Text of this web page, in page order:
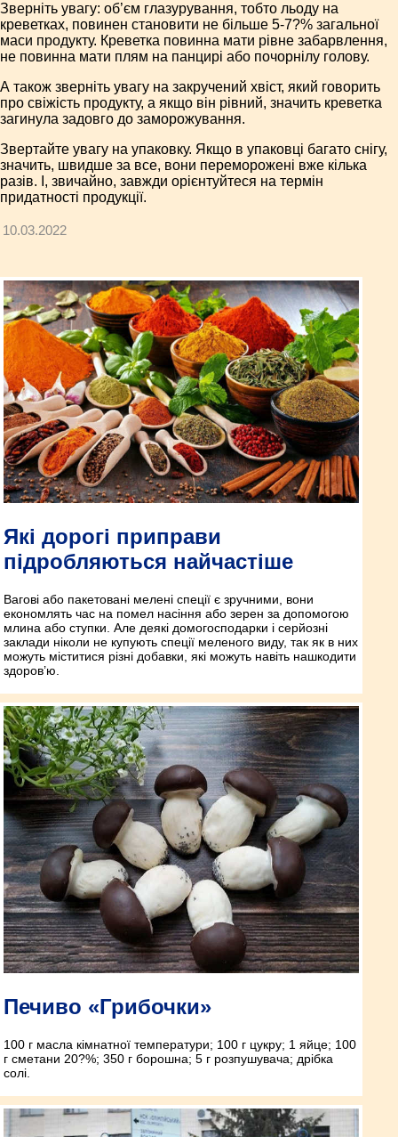
Зверніть увагу: об’єм глазурування, тобто льоду на
креветках, повинен становити не більше 5-7?% загальної
маси продукту. Креветка повинна мати рівне забарвлення,
не повинна мати плям на панцирі або почорнілу голову.
А також зверніть увагу на закручений хвіст, який говорить
про свіжість продукту, а якщо він рівний, значить креветка
загинула задовго до заморожування.
Звертайте увагу на упаковку. Якщо в упаковці багато снігу,
значить, швидше за все, вони переморожені вже кілька
разів. І, звичайно, завжди орієнтуйтеся на термін
придатності продукції.
10.03.2022
Які дорогі приправи
підробляються найчастіше
Вагові або пакетовані мелені спеції є зручними, вони
економлять час на помел насіння або зерен за допомогою
млина або ступки. Але деякі домогосподарки і серйозні
заклади ніколи не купують спеції меленого виду, так як в них
можуть міститися різні добавки, які можуть навіть нашкодити
здоров’ю.
Печиво «Грибочки»
100 г масла кімнатної температури; 100 г цукру; 1 яйце; 100
г сметани 20?%; 350 г борошна; 5 г розпушувача; дрібка
солі.